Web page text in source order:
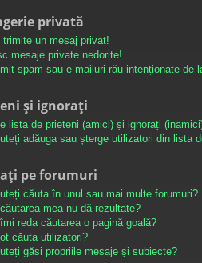
privată
trimite un mesaj privat!
mesaje private nedorite!
spam sau e-mailuri rău intenționate de
și ignorați
lista de prieteni (amici) și ignorați
adăuga sau șterge utilizatori din lista
pe forumuri
căuta în unul sau mai multe forumuri?
mea nu dă rezultate?
reda căutarea o pagină goală?
căuta utilizatori?
găsi propriile mesaje și subiecte?